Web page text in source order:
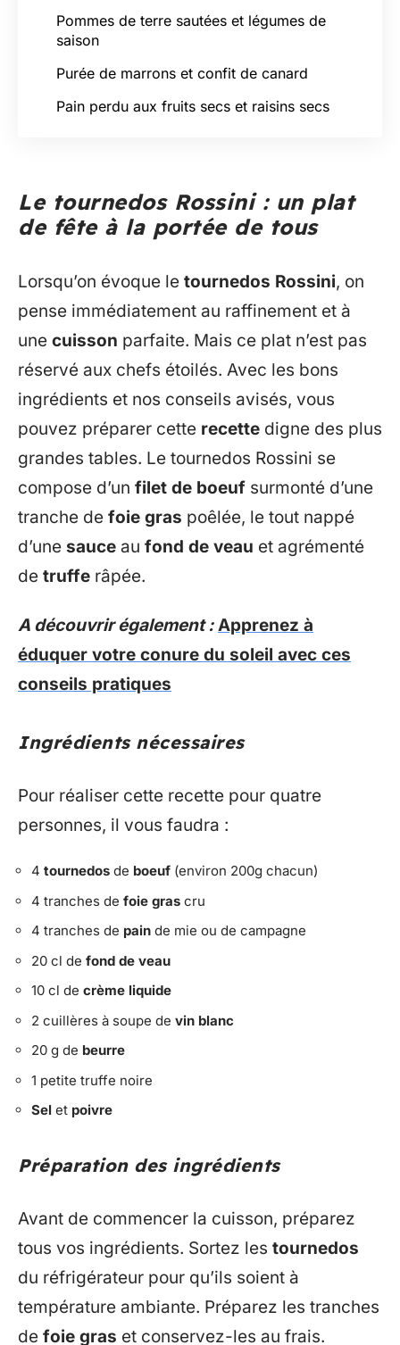
Pommes de terre sautées et légumes de
saison
Purée de marrons et confit de canard
Pain perdu aux fruits secs et raisins secs
Le tournedos Rossini : un plat
de fête à la portée de tous
Lorsqu’on évoque le tournedos Rossini, on
pense immédiatement au raffinement et à
une cuisson parfaite. Mais ce plat n’est pas
réservé aux chefs étoilés. Avec les bons
ingrédients et nos conseils avisés, vous
pouvez préparer cette recette digne des plus
grandes tables. Le tournedos Rossini se
compose d’un filet de boeuf surmonté d’une
tranche de foie gras poêlée, le tout nappé
d’une sauce au fond de veau et agrémenté
de truffe râpée.
A découvrir également : Apprenez à
éduquer votre conure du soleil avec ces
conseils pratiques
Ingrédients nécessaires
Pour réaliser cette recette pour quatre
personnes, il vous faudra :
4 tournedos de boeuf (environ 200g chacun)
4 tranches de foie gras cru
4 tranches de pain de mie ou de campagne
20 cl de fond de veau
10 cl de crème liquide
2 cuillères à soupe de vin blanc
20 g de beurre
1 petite truffe noire
Sel et poivre
Préparation des ingrédients
Avant de commencer la cuisson, préparez
tous vos ingrédients. Sortez les tournedos
du réfrigérateur pour qu’ils soient à
température ambiante. Préparez les tranches
de foie gras et conservez-les au frais.